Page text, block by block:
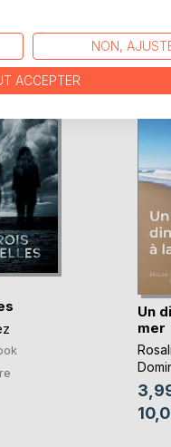
TITRES
Un
mer
NON,
ACCEPTER